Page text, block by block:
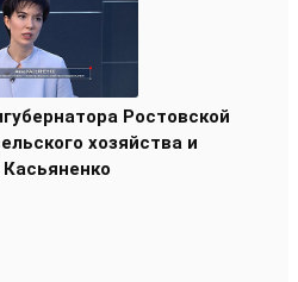
Ростовской
хозяйства и